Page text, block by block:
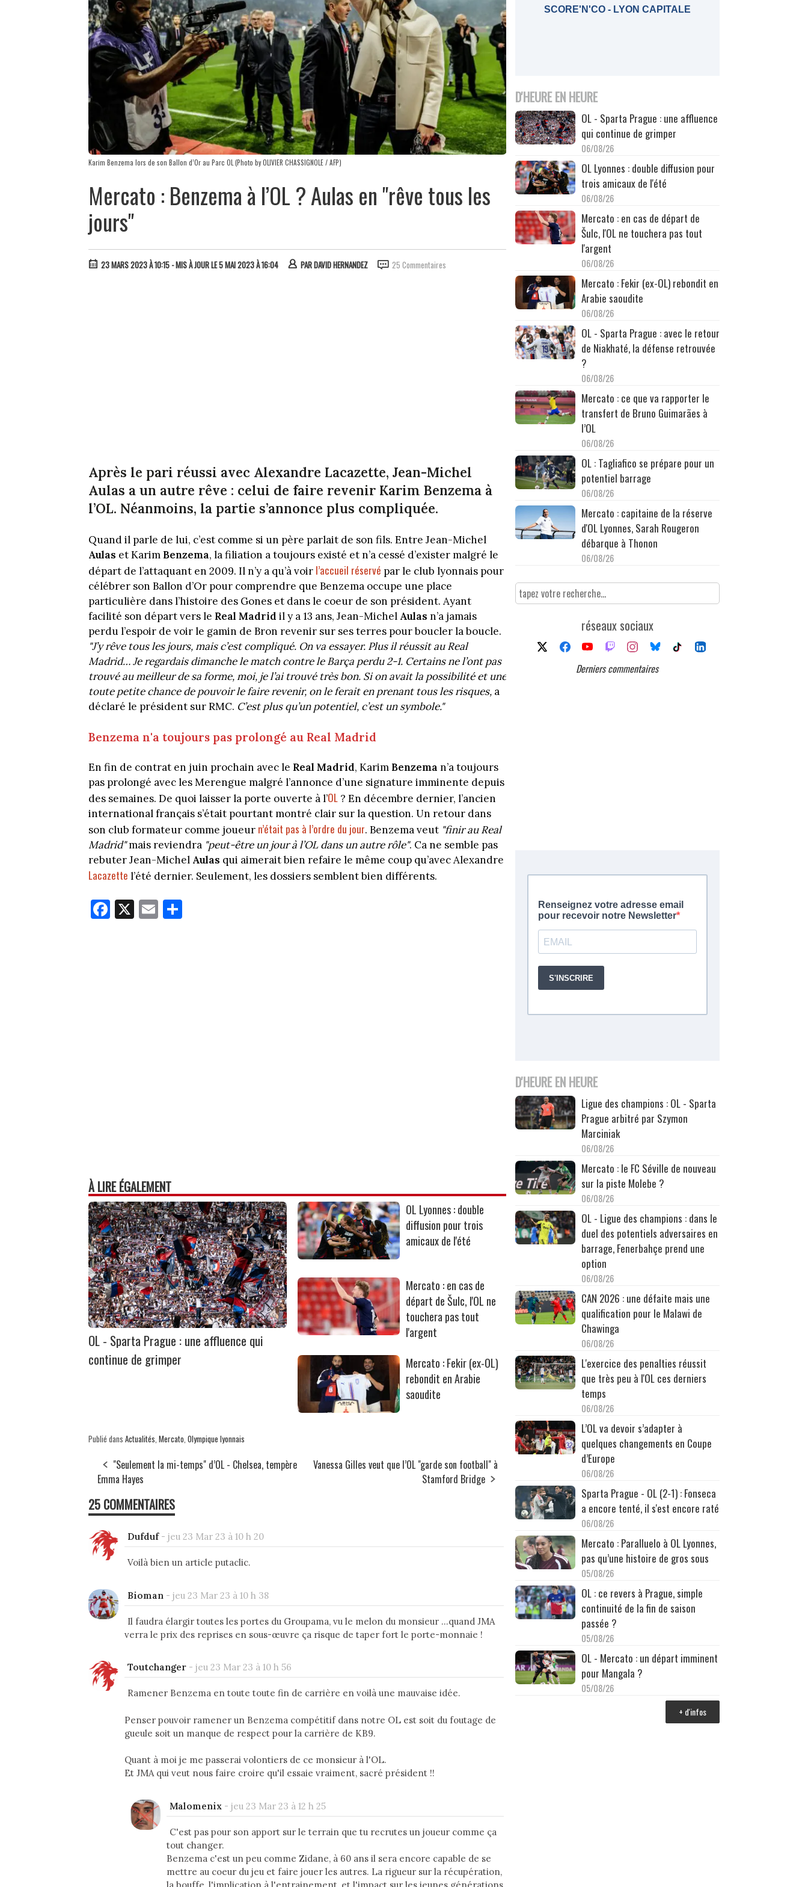
Karim Benzema lors de son Ballon d’Or au Parc OL (Photo by OLIVIER CHASSIGNOLE / AFP)
Mercato : Benzema à l’OL ? Aulas en "rêve tous les
jours"
23 MARS 2023 À 10:15 - MIS À JOUR LE 5 MAI 2023 À 16:04 PARDAVID HERNANDEZ 25 Commentaires
Après le pari réussi avec Alexandre Lacazette, Jean-Michel
Aulas a un autre rêve : celui de faire revenir Karim Benzema à
l’OL. Néanmoins, la partie s’annonce plus compliquée.
Quand il parle de lui, c’est comme si un père parlait de son fils. Entre Jean-Michel
Aulas et Karim Benzema, la filiation a toujours existé et n’a cessé d’exister malgré le
départ de l’attaquant en 2009. Il n’y a qu’à voir l’accueil réservé par le club lyonnais pour
célébrer son Ballon d’Or pour comprendre que Benzema occupe une place
particulière dans l’histoire des Gones et dans le coeur de son président. Ayant
facilité son départ vers le Real Madrid il y a 13 ans, Jean-Michel Aulas n’a jamais
perdu l’espoir de voir le gamin de Bron revenir sur ses terres pour boucler la boucle.
"J’y rêve tous les jours, mais c’est compliqué. On va essayer. Plus il réussit au Real
Madrid… Je regardais dimanche le match contre le Barça perdu 2-1. Certains ne l’ont pas
trouvé au meilleur de sa forme, moi, je l’ai trouvé très bon. Si on avait la possibilité et une
toute petite chance de pouvoir le faire revenir, on le ferait en prenant tous les risques, a
déclaré le président sur RMC. C’est plus qu’un potentiel, c’est un symbole."
Benzema n'a toujours pas prolongé au Real Madrid
En fin de contrat en juin prochain avec le Real Madrid, Karim Benzema n’a toujours
pas prolongé avec les Merengue malgré l’annonce d’une signature imminente depuis
des semaines. De quoi laisser la porte ouverte à l’OL ? En décembre dernier, l’ancien
international français s’était pourtant montré clair sur la question. Un retour dans
son club formateur comme joueur n’était pas à l’ordre du jour. Benzema veut "finir au Real
Madrid"mais reviendra "peut-être un jour à l’OL dans un autre rôle". Ca ne semble pas
rebuter Jean-Michel Aulas qui aimerait bien refaire le même coup qu’avec Alexandre
Lacazette l’été dernier. Seulement, les dossiers semblent bien différents.
Fa
ce
X E
m
À LIRE ÉGALEMENT
OL - Sparta Prague : une affluence qui
continue de grimper
OL Lyonnes : double
diffusion pour trois
amicaux de l'été
Mercato : en cas de
départ de Šulc, l'OL ne
touchera pas tout
l'argent
Mercato : Fekir (ex-OL)
rebondit en Arabie
saoudite
Publié dans Actualités, Mercato, Olympique lyonnais
"Seulement la mi-temps" d’OL - Chelsea, tempère
Emma Hayes
Vanessa Gilles veut que l’OL "garde son football" à
Stamford Bridge
25 COMMENTAIRES
Dufduf- jeu 23 Mar 23 à 10 h 20
Voilà bien un article putaclic.
Bioman - jeu 23 Mar 23 à 10 h 38
Il faudra élargir toutes les portes du Groupama, vu le melon du monsieur ...quand JMA
verra le prix des reprises en sous-œuvre ça risque de taper fort le porte-monnaie !
Toutchanger - jeu 23 Mar 23 à 10 h 56
Ramener Benzema en toute toute fin de carrière en voilà une mauvaise idée.
Penser pouvoir ramener un Benzema compétitif dans notre OL est soit du foutage de
gueule soit un manque de respect pour la carrière de KB9.
Quant à moi je me passerai volontiers de ce monsieur à l'OL.
Et JMA qui veut nous faire croire qu'il essaie vraiment, sacré président !!
Malomenix - jeu 23 Mar 23 à 12 h 25
C'est pas pour son apport sur le terrain que tu recrutes un joueur comme ça
tout changer.
Benzema c'est un peu comme Zidane, à 60 ans il sera encore capable de se
mettre au coeur du jeu et faire jouer les autres. La rigueur sur la récupération,
SCORE'N'CO - LYON CAPITALE
D'HEURE EN HEURE
OL - Sparta Prague : une affluence
qui continue de grimper
06/08/26
OL Lyonnes : double diffusion pour
trois amicaux de l'été
06/08/26
Mercato : en cas de départ de
Šulc, l'OL ne touchera pas tout
l'argent
06/08/26
Mercato : Fekir (ex-OL) rebondit en
Arabie saoudite
06/08/26
OL - Sparta Prague : avec le retour
de Niakhaté, la défense retrouvée
?
06/08/26
Mercato : ce que va rapporter le
transfert de Bruno Guimarães à
l’OL
06/08/26
OL : Tagliafico se prépare pour un
potentiel barrage
06/08/26
Mercato : capitaine de la réserve
d'OL Lyonnes, Sarah Rougeron
débarque à Thonon
06/08/26
réseaux sociaux
Derniers commentaires
D'HEURE EN HEURE
Ligue des champions : OL - Sparta
Prague arbitré par Szymon
Marciniak
06/08/26
Mercato : le FC Séville de nouveau
sur la piste Molebe ?
06/08/26
OL - Ligue des champions : dans le
duel des potentiels adversaires en
barrage, Fenerbahçe prend une
option
06/08/26
CAN 2026 : une défaite mais une
qualification pour le Malawi de
Chawinga
06/08/26
L'exercice des penalties réussit
que très peu à l'OL ces derniers
temps
06/08/26
L’OL va devoir s’adapter à
quelques changements en Coupe
d’Europe
06/08/26
Sparta Prague - OL (2-1) : Fonseca
a encore tenté, il s'est encore raté
06/08/26
Mercato : Paralluelo à OL Lyonnes,
pas qu’une histoire de gros sous
05/08/26
OL : ce revers à Prague, simple
continuité de la fin de saison
passée ?
05/08/26
OL - Mercato : un départ imminent
pour Mangala ?
05/08/26
+ d'infos